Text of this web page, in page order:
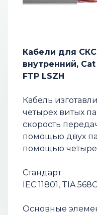
Кабели для
внутренний,
FTP LSZH
Кабель
четырех витых
скорость
помощью двух
помощью
Стандарт
IEC 11801, TIA
Основные